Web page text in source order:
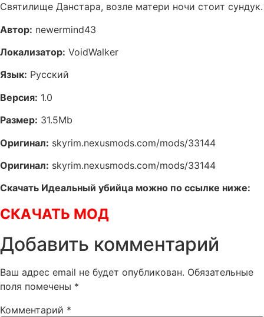
Святилище Данстара, возле матери ночи стоит сундук.
Автор: newermind43
Локализатор: VoidWalker
Язык: Русский
Версия: 1.0
Размер: 31.5Mb
Оригинал: skyrim.nexusmods.com/mods/33144
Оригинал: skyrim.nexusmods.com/mods/33144
Скачать Идеальный убийца можно по ссылке ниже:
СКАЧАТЬ МОД
Добавить комментарий
Ваш адрес email не будет опубликован. Обязательные
поля помечены *
Комментарий *